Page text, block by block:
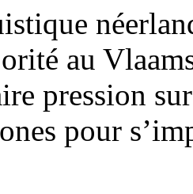
au
pression
pour